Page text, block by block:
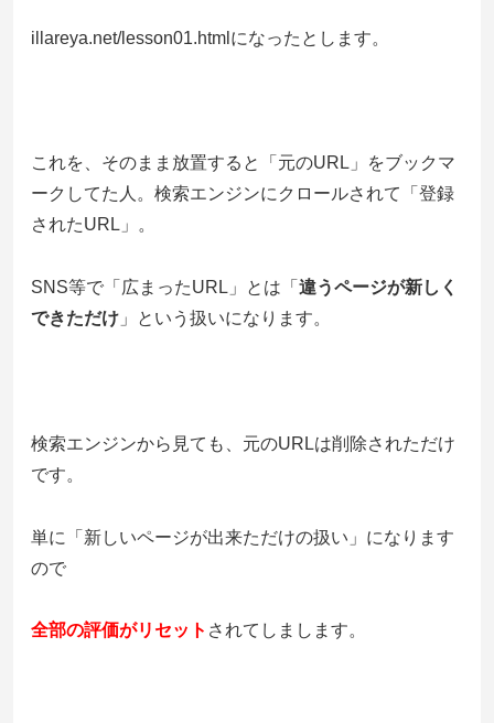
illareya.net/lesson01.htmlになったとします。
これを、そのまま放置すると「元のURL」をブックマ
ークしてた人。検索エンジンにクロールされて「登録
されたURL」。
SNS等で「広まったURL」とは「 違うページが新しく
できただけ 」という扱いになります。
検索エンジンから見ても、元のURLは削除されただけ
です。
単に「新しいページが出来ただけの扱い」になります
ので
全部の評価がリセット されてしまします。